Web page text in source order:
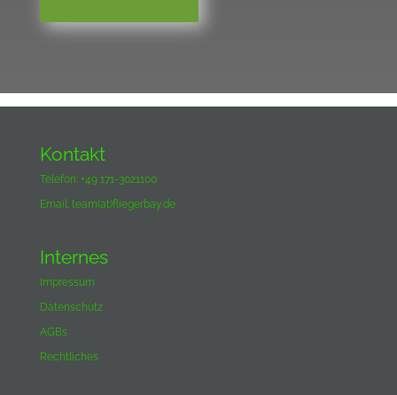
Kontakt
Telefon: +49 171-3021100
Email: team(at)fliegerbay.de
Internes
Impressum
Datenschutz
AGBs
Rechtliches